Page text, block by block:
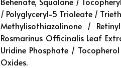
/ Polyglyceryl-5 Trioleate /
Methylisothiazolinone /
Rosmarinus Officinalis Leaf
Uridine Phosphate /
Oxides.